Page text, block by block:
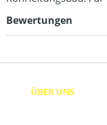
Bewertungen
ÜBER UNS